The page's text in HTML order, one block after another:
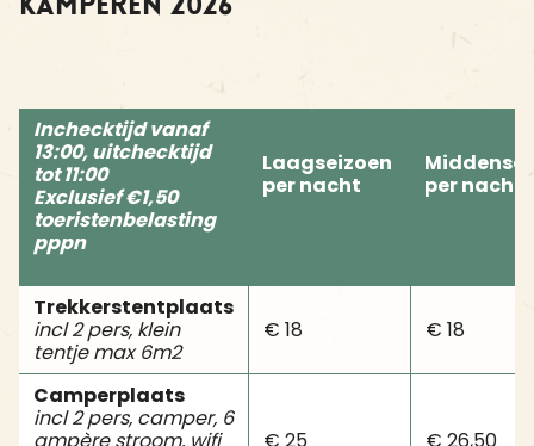
Inchecktijd vanaf
13:00, uitchecktijd
tot 11:00
Exclusief €1,50
toeristenbelasting
pppn
Laagseizoen
per nacht
per nacht
Trekkerstentplaats
incl 2 pers, klein
tentje max 6m2
€ 18 € 18
Camperplaats
incl 2 pers, camper, 6
ampère stroom, wifi
€ 25 € 26,50